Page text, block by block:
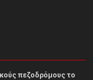
πεζοδρόμους το